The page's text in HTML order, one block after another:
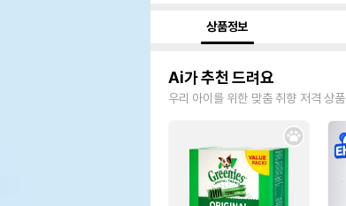
상품정보
Ai가 추천 드려요
우리 아이를 위한 맞춤 취향 저격 상품